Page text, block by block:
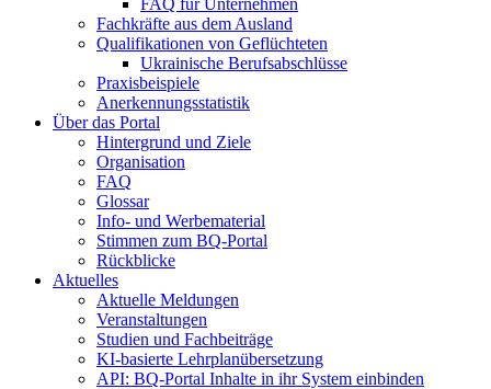
Fachkräfte aus dem Ausland
Qualifikationen von Geflüchteten
Ukrainische Berufsabschlüsse
Praxisbeispiele
Anerkennungsstatistik
Über das Portal
Hintergrund und Ziele
Organisation
FAQ
Glossar
Info- und Werbematerial
Stimmen zum BQ-Portal
Rückblicke
Aktuelles
Aktuelle Meldungen
Veranstaltungen
Studien und Fachbeiträge
KI-basierte Lehrplanübersetzung
API: BQ-Portal Inhalte in ihr System einbinden